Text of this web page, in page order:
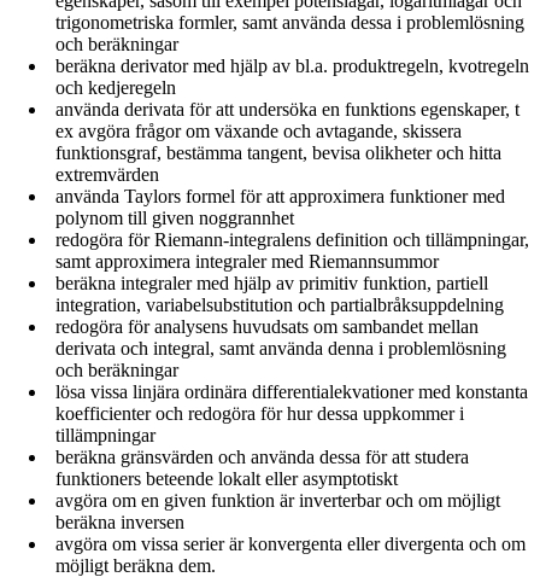
trigonometriska formler, samt använda dessa i problemlösning
och beräkningar
beräkna derivator med hjälp av bl.a. produktregeln, kvotregeln
och kedjeregeln
använda derivata för att undersöka en funktions egenskaper, t
ex avgöra frågor om växande och avtagande, skissera
funktionsgraf, bestämma tangent, bevisa olikheter och hitta
extremvärden
använda Taylors formel för att approximera funktioner med
polynom till given noggrannhet
redogöra för Riemann-integralens definition och tillämpningar,
samt approximera integraler med Riemannsummor
beräkna integraler med hjälp av primitiv funktion, partiell
integration, variabelsubstitution och partialbråksuppdelning
redogöra för analysens huvudsats om sambandet mellan
derivata och integral, samt använda denna i problemlösning
och beräkningar
lösa vissa linjära ordinära differentialekvationer med konstanta
koefficienter och redogöra för hur dessa uppkommer i
tillämpningar
beräkna gränsvärden och använda dessa för att studera
funktioners beteende lokalt eller asymptotiskt
avgöra om en given funktion är inverterbar och om möjligt
beräkna inversen
avgöra om vissa serier är konvergenta eller divergenta och om
möjligt beräkna dem.